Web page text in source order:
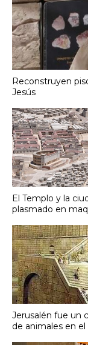
Reconstruyen
Jesús
El Templo y la
plasmado en
Jerusalén fue un
de animales en